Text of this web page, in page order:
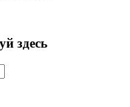
здесь